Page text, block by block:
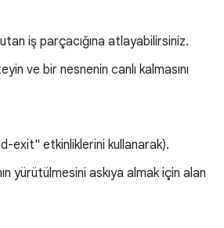
iş parçacığına atlayabilirsiniz.
ve bir nesnenin canlı kalmasını
exit" etkinliklerini kullanarak).
yürütülmesini askıya almak için alan